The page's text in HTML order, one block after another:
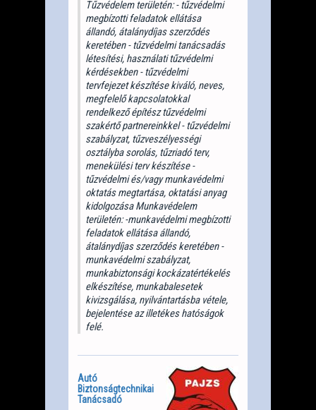
Tűzvédelem területén: - tűzvédelmi
megbízotti feladatok ellátása
állandó, átalánydíjas szerződés
keretében - tűzvédelmi tanácsadás
létesítési, használati tűzvédelmi
kérdésekben - tűzvédelmi
tervfejezet készítése kiváló, neves,
megfelelő kapcsolatokkal
rendelkező építész tűzvédelmi
szakértő partnereinkkel - tűzvédelmi
szabályzat, tűzveszélyességi
osztályba sorolás, tűzriadó terv,
menekülési terv készítése -
tűzvédelmi és/vagy munkavédelmi
oktatás megtartása, oktatási anyag
kidolgozása Munkavédelem
területén: -munkavédelmi megbízotti
feladatok ellátása állandó,
átalánydíjas szerződés keretében -
munkavédelmi szabályzat,
munkabiztonsági kockázatértékelés
elkészítése, munkabalesetek
kivizsgálása, nyilvántartásba vétele,
bejelentése az illetékes hatóságok
felé.
Autó
Biztonságtechnikai
Tanácsadó